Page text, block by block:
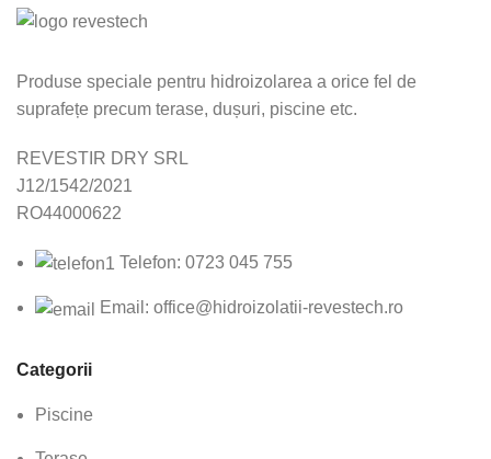
Produse speciale pentru hidroizolarea a orice fel de
suprafețe precum terase, dușuri, piscine etc.
REVESTIR DRY SRL
J12/1542/2021
RO44000622
Telefon: 0723 045 755
Email: office@hidroizolatii-revestech.ro
Categorii
Piscine